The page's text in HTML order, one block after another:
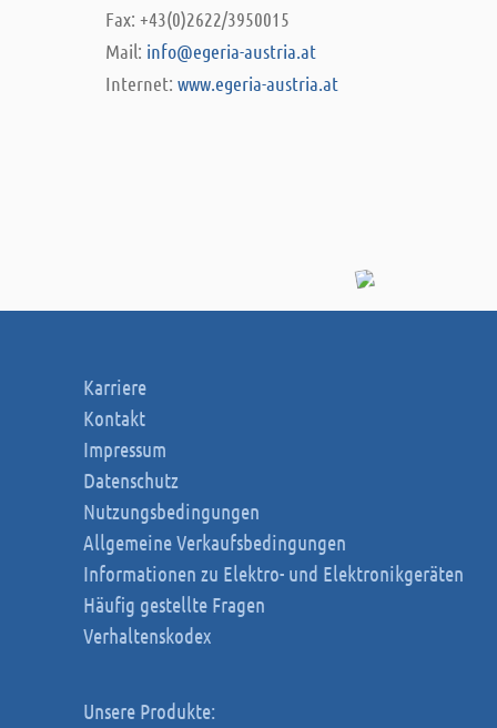
Fax: +43(0)2622/3950015
Mail: info@egeria-austria.at
Internet:www.egeria-austria.at
Karriere
Kontakt
Impressum
Datenschutz
Nutzungsbedingungen
Allgemeine Verkaufsbedingungen
Informationen zu Elektro- und Elektronikgeräten
Häufig gestellte Fragen
Verhaltenskodex
Unsere Produkte: